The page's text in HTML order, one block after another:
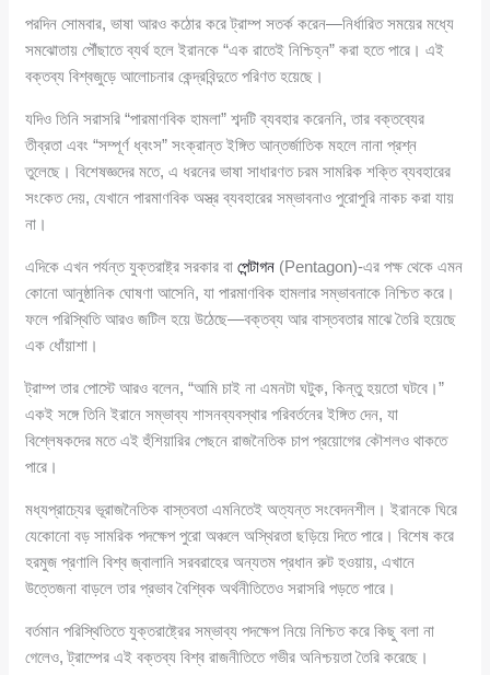
পরদিন সোমবার, ভাষা আরও কঠোর করে ট্রাম্প সতর্ক করেন—নির্ধারিত সময়ের মধ্যে
সমঝোতায় পৌঁছাতে ব্যর্থ হলে ইরানকে “এক রাতেই নিশ্চিহ্ন” করা হতে পারে। এই
বক্তব্য বিশ্বজুড়ে আলোচনার কেন্দ্রবিন্দুতে পরিণত হয়েছে।
যদিও তিনি সরাসরি “পারমাণবিক হামলা” শব্দটি ব্যবহার করেননি, তার বক্তব্যের
তীব্রতা এবং “সম্পূর্ণ ধ্বংস” সংক্রান্ত ইঙ্গিত আন্তর্জাতিক মহলে নানা প্রশ্ন
তুলেছে। বিশেষজ্ঞদের মতে, এ ধরনের ভাষা সাধারণত চরম সামরিক শক্তি ব্যবহারের
সংকেত দেয়, যেখানে পারমাণবিক অস্ত্র ব্যবহারের সম্ভাবনাও পুরোপুরি নাকচ করা যায়
না।
এদিকে এখন পর্যন্ত যুক্তরাষ্ট্র সরকার বাপেন্টাগন (Pentagon)-এর পক্ষ থেকে এমন
কোনো আনুষ্ঠানিক ঘোষণা আসেনি, যা পারমাণবিক হামলার সম্ভাবনাকে নিশ্চিত করে।
ফলে পরিস্থিতি আরও জটিল হয়ে উঠেছে—বক্তব্য আর বাস্তবতার মাঝে তৈরি হয়েছে
এক ধোঁয়াশা।
ট্রাম্প তার পোস্টে আরও বলেন, “আমি চাই না এমনটা ঘটুক, কিন্তু হয়তো ঘটবে।”
একই সঙ্গে তিনি ইরানে সম্ভাব্য শাসনব্যবস্থার পরিবর্তনের ইঙ্গিত দেন, যা
বিশ্লেষকদের মতে এই হুঁশিয়ারির পেছনে রাজনৈতিক চাপ প্রয়োগের কৌশলও থাকতে
পারে।
মধ্যপ্রাচ্যের ভূরাজনৈতিক বাস্তবতা এমনিতেই অত্যন্ত সংবেদনশীল। ইরানকে ঘিরে
যেকোনো বড় সামরিক পদক্ষেপ পুরো অঞ্চলে অস্থিরতা ছড়িয়ে দিতে পারে। বিশেষ করে
হরমুজ প্রণালি বিশ্ব জ্বালানি সরবরাহের অন্যতম প্রধান রুট হওয়ায়, এখানে
উত্তেজনা বাড়লে তার প্রভাব বৈশ্বিক অর্থনীতিতেও সরাসরি পড়তে পারে।
বর্তমান পরিস্থিতিতে যুক্তরাষ্ট্রের সম্ভাব্য পদক্ষেপ নিয়ে নিশ্চিত করে কিছু বলা না
গেলেও, ট্রাম্পের এই বক্তব্য বিশ্ব রাজনীতিতে গভীর অনিশ্চয়তা তৈরি করেছে।